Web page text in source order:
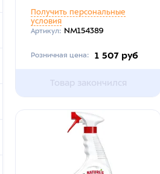
Получить персональные
условия
Артикул: NM154389
Розничная цена: 1 507 руб
Товар закончился